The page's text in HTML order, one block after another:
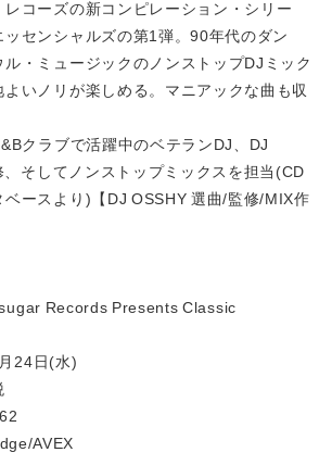
レコーズの新コンピレーション・シリー
ッセンシャルズの第1弾。90年代のダン
ル・ミュージックのノンストップDJミック
よいノリが楽しめる。マニアックな曲も収
クラブで活躍中のベテランDJ、DJ
そしてノンストップミックスを担当(CD
ースより)【DJ OSSHY 選曲/監修/MIX作
Records Presents Classic
24日(水)
AVEX